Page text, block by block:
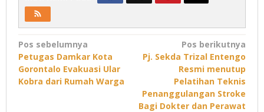
Navigasi
pos
Pos sebelumnya
Petugas Damkar Kota
Gorontalo Evakuasi Ular
Kobra dari Rumah Warga
Pos berikutnya
Pj. Sekda Trizal Entengo
Resmi menutup
Pelatihan Teknis
Penanggulangan Stroke
Bagi Dokter dan Perawat